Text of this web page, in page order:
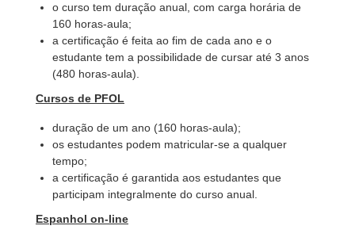
o curso tem duração anual, com carga horária de
160 horas-aula;
a certificação é feita ao fim de cada ano e o
estudante tem a possibilidade de cursar até 3 anos
(480 horas-aula).
Cursos de PFOL
duração de um ano (160 horas-aula);
os estudantes podem matricular-se a qualquer
tempo;
a certificação é garantida aos estudantes que
participam integralmente do curso anual.
Espanhol on-line